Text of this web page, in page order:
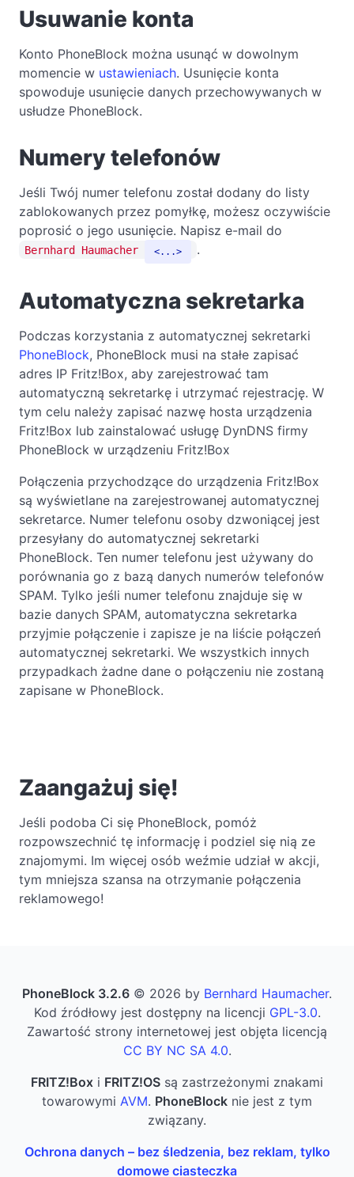
Usuwanie konta
Konto PhoneBlock można usunąć w dowolnym
momencie w ustawieniach. Usunięcie konta
spowoduje usunięcie danych przechowywanych w
usłudze PhoneBlock.
Numery telefonów
Jeśli Twój numer telefonu został dodany do listy
zablokowanych przez pomyłkę, możesz oczywiście
poprosić o jego usunięcie. Napisz e-mail do
Bernhard Haumacher ... .
Automatyczna sekretarka
Podczas korzystania z automatycznej sekretarki
PhoneBlock, PhoneBlock musi na stałe zapisać
adres IP Fritz!Box, aby zarejestrować tam
automatyczną sekretarkę i utrzymać rejestrację. W
tym celu należy zapisać nazwę hosta urządzenia
Fritz!Box lub zainstalować usługę DynDNS firmy
PhoneBlock w urządzeniu Fritz!Box
Połączenia przychodzące do urządzenia Fritz!Box
są wyświetlane na zarejestrowanej automatycznej
sekretarce. Numer telefonu osoby dzwoniącej jest
przesyłany do automatycznej sekretarki
PhoneBlock. Ten numer telefonu jest używany do
porównania go z bazą danych numerów telefonów
SPAM. Tylko jeśli numer telefonu znajduje się w
bazie danych SPAM, automatyczna sekretarka
przyjmie połączenie i zapisze je na liście połączeń
automatycznej sekretarki. We wszystkich innych
przypadkach żadne dane o połączeniu nie zostaną
zapisane w PhoneBlock.
Zaangażuj się!
Jeśli podoba Ci się PhoneBlock, pomóż
rozpowszechnić tę informację i podziel się nią ze
znajomymi. Im więcej osób weźmie udział w akcji,
tym mniejsza szansa na otrzymanie połączenia
reklamowego!
PhoneBlock 3.2.6 © 2026 by Bernhard Haumacher.
Kod źródłowy jest dostępny na licencji GPL-3.0.
Zawartość strony internetowej jest objęta licencją
CC BY NC SA 4.0.
FRITZ!Box i FRITZ!OS są zastrzeżonymi znakami
towarowymi AVM. PhoneBlock nie jest z tym
związany.
Ochrona danych – bez śledzenia, bez reklam, tylko
domowe ciasteczka